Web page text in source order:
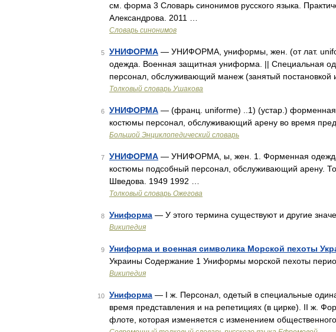
см. форма 3 Словарь синонимов русского языка.
Александрова. 2011 …
Словарь синонимов
5 УНИФОРМА — УНИФОРМА, униформы, жен. (от лат.
одежда. Военная защитная униформа. || Специальная
персонал, обслуживающий манеж (занятый постановкой
Толковый словарь Ушакова
6 УНИФОРМА — (франц. uniforme) ..1) (устар.)
костюмы персонал, обслуживающий арену во время
Большой Энциклопедический словарь
7 УНИФОРМА — УНИФОРМА, ы, жен. 1. Форменная
костюмы подсобный персонал, обслуживающий арену.
Шведова. 1949 1992 …
Толковый словарь Ожегова
8 Униформа — У этого термина существуют и другие
Википедия
9 Униформа и военная символика Морской пехоты
Украины Содержание 1 Униформы морской пехоты
Википедия
10 Униформа — I ж. Персонал, одетый в специальные
время представления и на репетициях (в цирке). II ж.
флоте, которая изменяется с изменением